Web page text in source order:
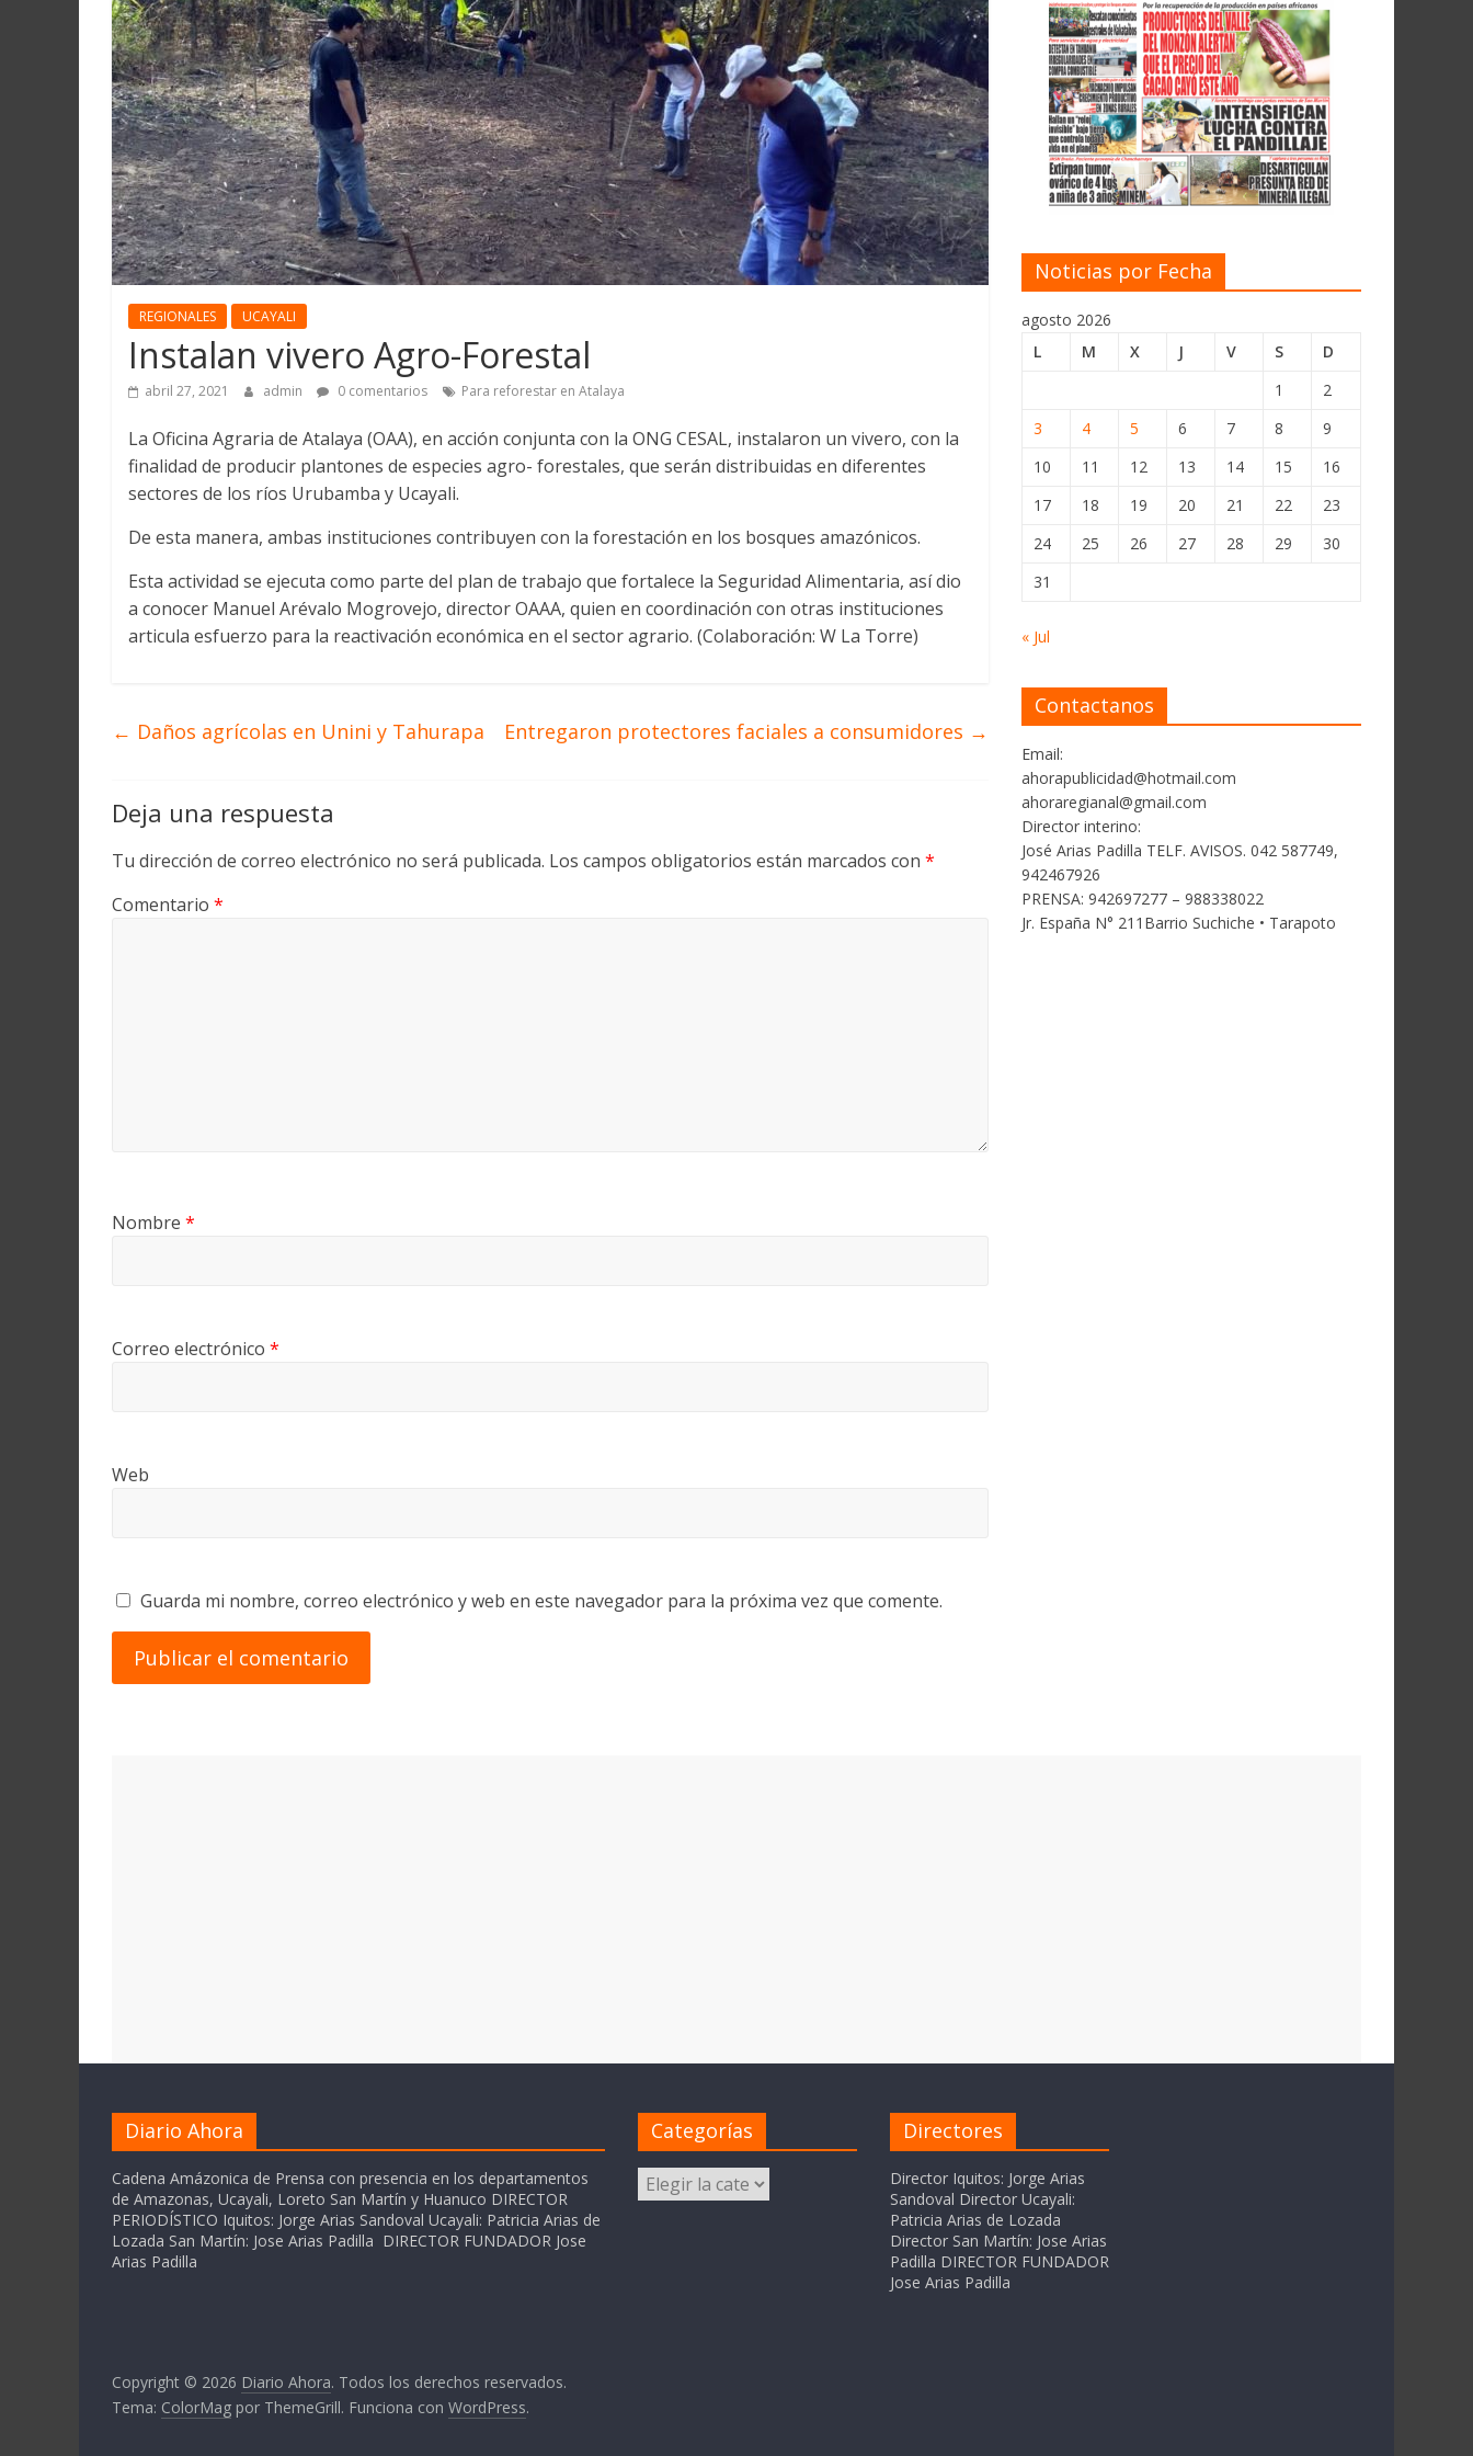
Martín
y
Loreto
REGIONALES UCAYALI
Instalan vivero Agro-Forestal
abril 27, 2021 admin 0 comentarios Para reforestar en Atalaya
La Oficina Agraria de Atalaya (OAA), en acción conjunta con la ONG CESAL, instalaron un vivero, con la
finalidad de producir plantones de especies agro- forestales, que serán distribuidas en diferentes
sectores de los ríos Urubamba y Ucayali.
De esta manera, ambas instituciones contribuyen con la forestación en los bosques amazónicos.
Esta actividad se ejecuta como parte del plan de trabajo que fortalece la Seguridad Alimentaria, así dio
a conocer Manuel Arévalo Mogrovejo, director OAAA, quien en coordinación con otras instituciones
articula esfuerzo para la reactivación económica en el sector agrario. (Colaboración: W La Torre)
← Daños agrícolas en Unini y Tahurapa Entregaron protectores faciales a consumidores →
Deja una respuesta
Tu dirección de correo electrónico no será publicada. Los campos obligatorios están marcados con *
Comentario *
Nombre *
Correo electrónico *
Web
Guarda mi nombre, correo electrónico y web en este navegador para la próxima vez que comente.
Noticias por Fecha
agosto 2026
L
M X J V S
D
1
2
3
4 5 6 7 8
9
10
11 12 13 14 15
16
17
18 19 20 21 22
23
24
25 26 27 28 29
30
31
« Jul
Contactanos
Email:
ahorapublicidad@hotmail.com
ahoraregianal@gmail.com
Director interino:
José Arias Padilla TELF. AVISOS. 042 587749,
942467926
PRENSA: 942697277 – 988338022
Jr. España N° 211Barrio Suchiche • Tarapoto
Diario Ahora
Cadena Amázonica de Prensa con presencia en los departamentos
de Amazonas, Ucayali, Loreto San Martín y Huanuco DIRECTOR
PERIODÍSTICO Iquitos: Jorge Arias Sandoval Ucayali: Patricia Arias de
Lozada San Martín: Jose Arias Padilla DIRECTOR FUNDADOR Jose
Arias Padilla
Categorías
Categorías
Directores
Director Iquitos: Jorge Arias
Sandoval Director Ucayali:
Patricia Arias de Lozada
Director San Martín: Jose Arias
Padilla DIRECTOR FUNDADOR
Jose Arias Padilla
Copyright © 2026 Diario Ahora. Todos los derechos reservados.
Tema: ColorMag por ThemeGrill. Funciona con WordPress.